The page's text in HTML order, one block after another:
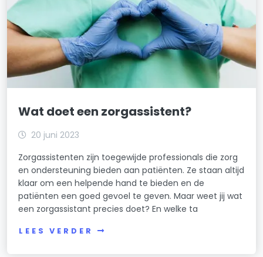
Wat doet een zorgassistent?
20 juni 2023
Zorgassistenten zijn toegewijde professionals die zorg
en ondersteuning bieden aan patiënten. Ze staan altijd
klaar om een helpende hand te bieden en de
patiënten een goed gevoel te geven. Maar weet jij wat
een zorgassistant precies doet? En welke ta
LEES VERDER